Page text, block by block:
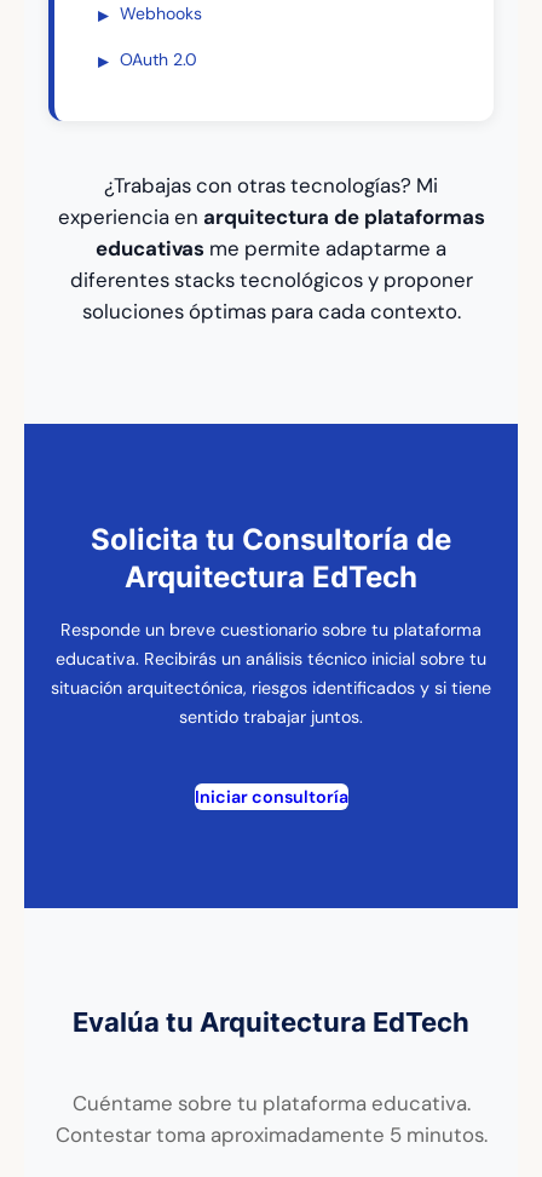
Webhooks
OAuth 2.0
¿Trabajas con otras tecnologías? Mi
experiencia en arquitectura de plataformas
educativas me permite adaptarme a
diferentes stacks tecnológicos y proponer
soluciones óptimas para cada contexto.
Solicita tu Consultoría de
Arquitectura EdTech
Responde un breve cuestionario sobre tu plataforma
educativa. Recibirás un análisis técnico inicial sobre tu
situación arquitectónica, riesgos identificados y si tiene
sentido trabajar juntos.
Iniciar consultoría
Evalúa tu Arquitectura EdTech
Cuéntame sobre tu plataforma educativa.
Contestar toma aproximadamente 5 minutos.